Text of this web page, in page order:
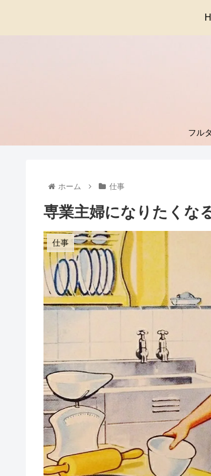
フル
ホーム 仕事
専業主婦になりたくな
仕事